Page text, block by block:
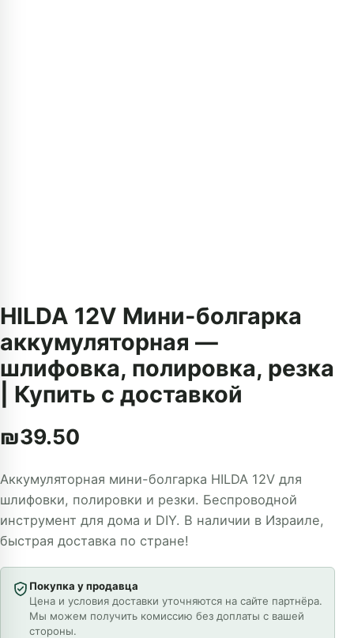
HILDA 12V Мини-болгарка
аккумуляторная —
шлифовка, полировка, резка
| Купить с доставкой
₪39.50
Аккумуляторная мини-болгарка HILDA 12V для
шлифовки, полировки и резки. Беспроводной
инструмент для дома и DIY. В наличии в Израиле,
быстрая доставка по стране!
Покупка у продавца
Цена и условия доставки уточняются на сайте партнёра.
Мы можем получить комиссию без доплаты с вашей
стороны.